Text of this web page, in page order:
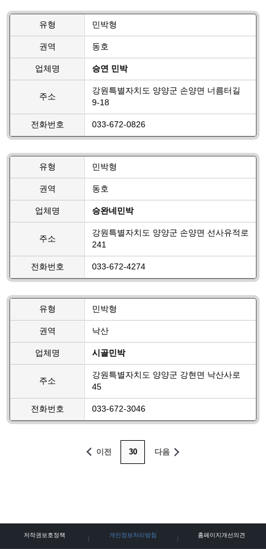
유형 민박형
권역 동호
업체명 승연 민박
주소
강원특별자치도 양양군 손양면 너름터길
9-18
전화번호 033-672-0826
유형 민박형
권역 동호
업체명 승완네민박
주소
강원특별자치도 양양군 손양면 선사유적로
241
전화번호 033-672-4274
유형 민박형
권역 낙산
업체명 시골민박
주소
강원특별자치도 양양군 강현면 낙산사로
45
전화번호 033-672-3046
이전 30 다음
저작권보호정책 개인정보처리방침 홈페이지개선의견